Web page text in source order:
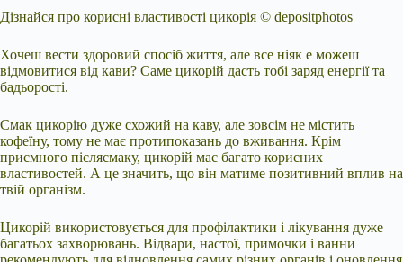
Дізнайся про корисні властивості цикорія © depositphotos
Хочеш вести здоровий спосіб життя, але все ніяк е можеш
відмовитися від кави? Саме цикорій дасть тобі заряд енергії та
бадьорості.
Смак цикорію дуже схожий на каву, але зовсім не містить
кофеїну, тому не має протипоказань до вживання. Крім
приємного післясмаку, цикорій має багато корисних
властивостей. А це значить, що він матиме позитивний вплив на
твій організм.
Цикорій використовується для профілактики і лікування дуже
багатьох захворювань. Відвари, настої, примочки і ванни